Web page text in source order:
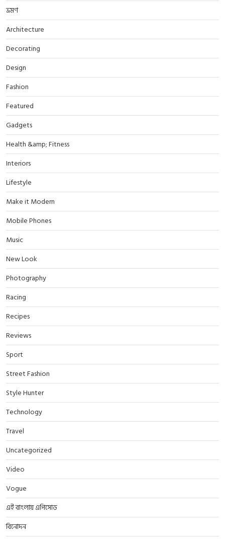
ভ্রমণ
Architecture
Decorating
Design
Fashion
Featured
Gadgets
Health &amp; Fitness
Interiors
Lifestyle
Make it Modern
Mobile Phones
Music
New Look
Photography
Racing
Recipes
Reviews
Sport
Street Fashion
Style Hunter
Technology
Travel
Uncategorized
Video
Vogue
এই বাংলায় এপিসোড
বিনোদন